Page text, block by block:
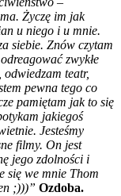
Życzę im jak
u niego i u mnie.
siebie. Znów czytam
zwykłe
teatr,
pewna tego co
pamiętam jak to się
jakiegoś
Jesteśmy
filmy. On jest
jego zdolności i
się we mnie Thom
;)))” Ozdoba.